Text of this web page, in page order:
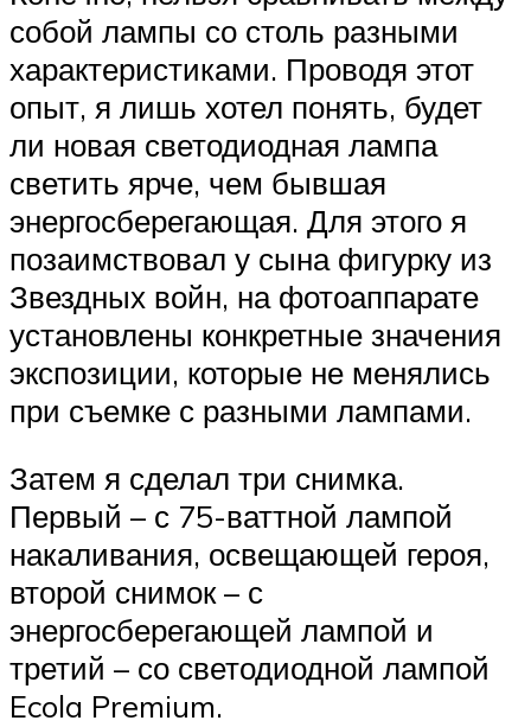
собой лампы со столь разными
характеристиками. Проводя этот
опыт, я лишь хотел понять, будет
ли новая светодиодная лампа
светить ярче, чем бывшая
энергосберегающая. Для этого я
позаимствовал у сына фигурку из
Звездных войн, на фотоаппарате
установлены конкретные значения
экспозиции, которые не менялись
при съемке с разными лампами.
Затем я сделал три снимка.
Первый – с 75-ваттной лампой
накаливания, освещающей героя,
второй снимок – с
энергосберегающей лампой и
третий – со светодиодной лампой
Ecola Premium.